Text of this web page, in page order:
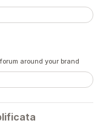
around your brand